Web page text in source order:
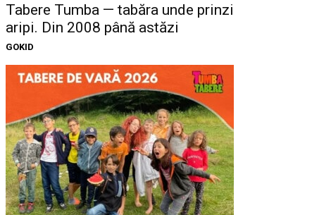
Tabere Tumba — tabăra unde prinzi
aripi. Din 2008 până astăzi
GOKID